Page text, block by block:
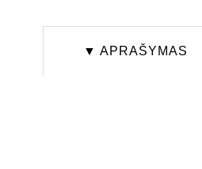
▼ APRAŠYMAS